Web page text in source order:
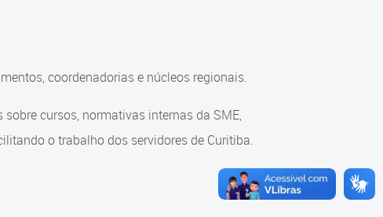
coordenadorias e núcleos regionais.
cursos, normativas internas da SME,
o trabalho dos servidores de Curitiba.